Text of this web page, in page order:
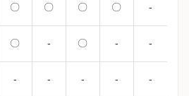
〇 〇 〇 〇 -
〇 - 〇 - -
- - - - -